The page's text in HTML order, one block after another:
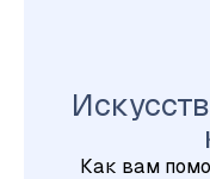
Как вам